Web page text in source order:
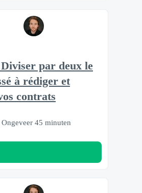
par deux le
à rédiger et
contrats
Ongeveer 45 minuten